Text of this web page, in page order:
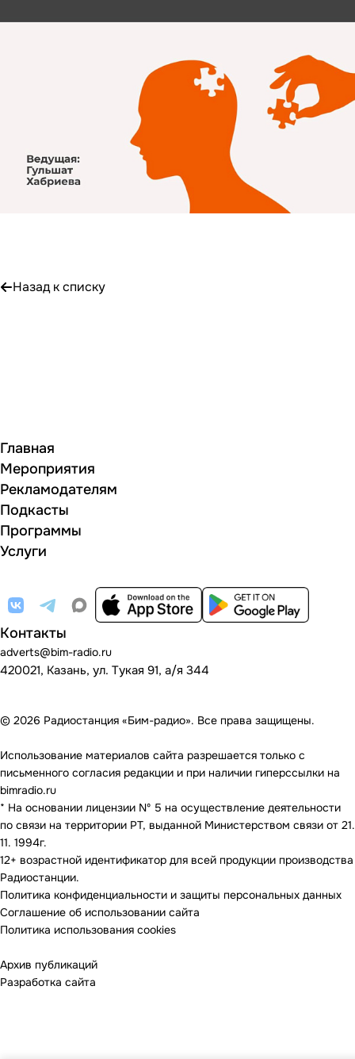
Назад к списку
Главная
Мероприятия
Рекламодателям
Подкасты
Программы
Услуги
Контакты
adverts@bim-radio.ru
420021, Казань, ул. Тукая 91, а/я 344
© 2026 Радиостанция «Бим-радио». Все права защищены.
Использование материалов сайта разрешается только с
письменного согласия редакции и при наличии гиперссылки на
bimradio.ru
* На основании лицензии Nº 5 на осуществление деятельности
по связи на территории РТ, выданной Министерством связи от 21.
11. 1994г.
12+ возрастной идентификатор для всей продукции производства
Радиостанции.
Политика конфиденциальности и защиты персональных данных
Соглашение об использовании сайта
Политика использования cookies
Архив публикаций
Разработка сайта